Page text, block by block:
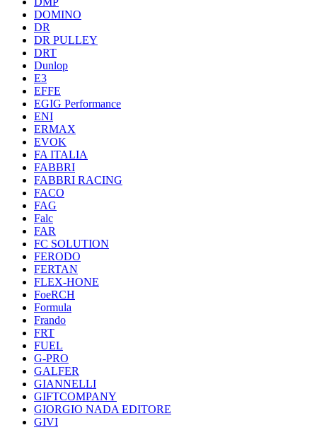
DOMINO
DR
DR PULLEY
DRT
Dunlop
E3
EFFE
EGIG Performance
ENI
ERMAX
EVOK
FA ITALIA
FABBRI
FABBRI RACING
FACO
FAG
Falc
FAR
FC SOLUTION
FERODO
FERTAN
FLEX-HONE
FoeRCH
Formula
Frando
FRT
FUEL
G-PRO
GALFER
GIANNELLI
GIFTCOMPANY
GIORGIO NADA EDITORE
GIVI